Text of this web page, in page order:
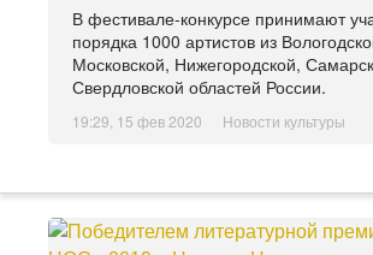
В фестивале-конкурсе принимают
порядка 1000 артистов из
Московской, Нижегородской,
Свердловской областей России.
19:29, 15 фев 2020 Новости культуры